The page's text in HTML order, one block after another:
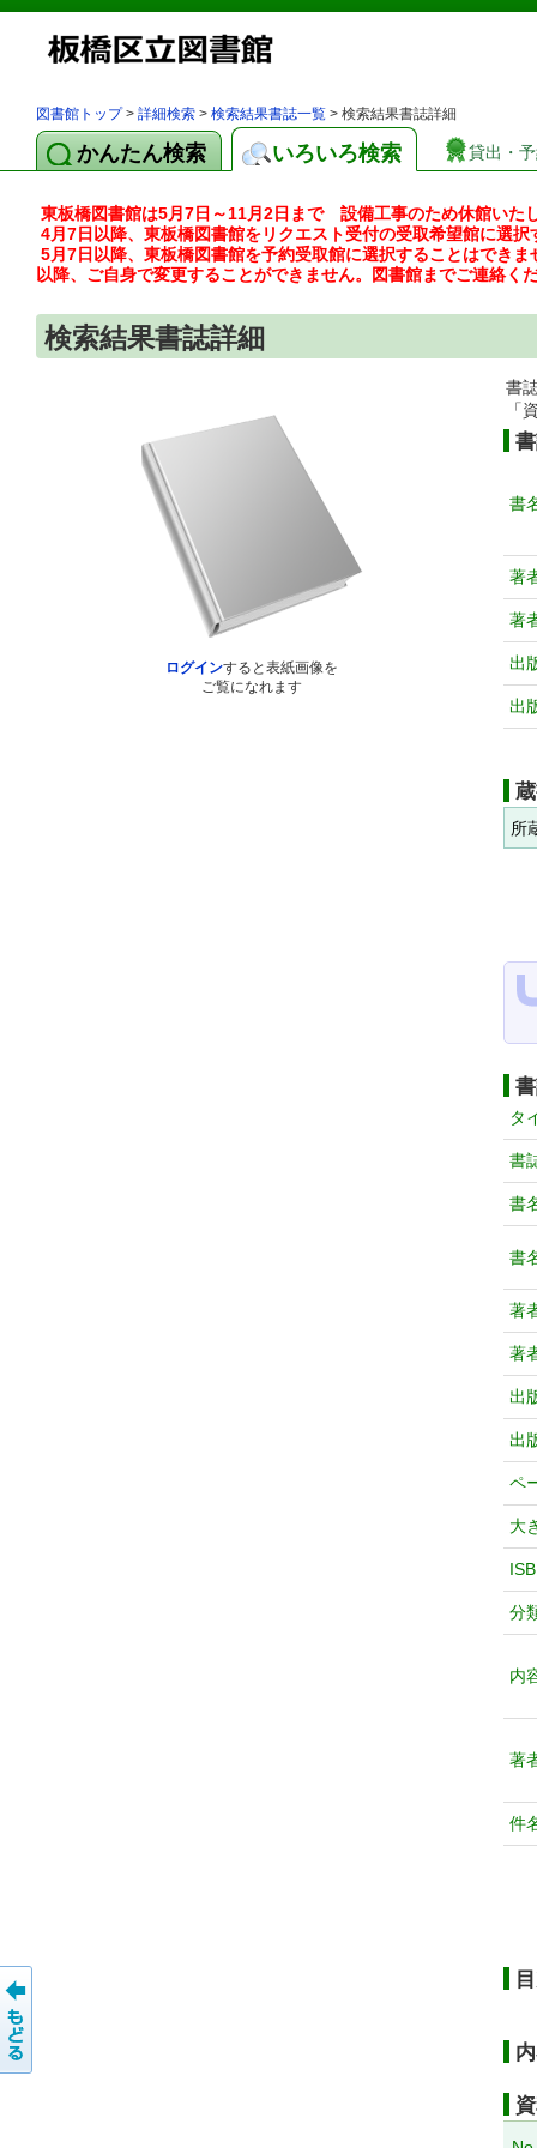
図書館トップ> 詳細検索 > 検索結果書誌一覧 > 検索結果書誌詳細
かんたん検索 いろいろ検索 貸出・
東板橋図書館は5月7日～11月2日まで 設備工事のため休館いた
4月7日以降、東板橋図書館をリクエスト受付の受取希望館に選択
5月7日以降、東板橋図書館を予約受取館に選択することはでき
以降、ご自身で変更することができません。図書館までご連絡く
検索結果書誌詳細
ログインすると表紙画像を
ご覧になれます
書
「
書
著
著
出
出
所
タ
書
書
書
著
著
出
出
ペ
大
分
内
著
件